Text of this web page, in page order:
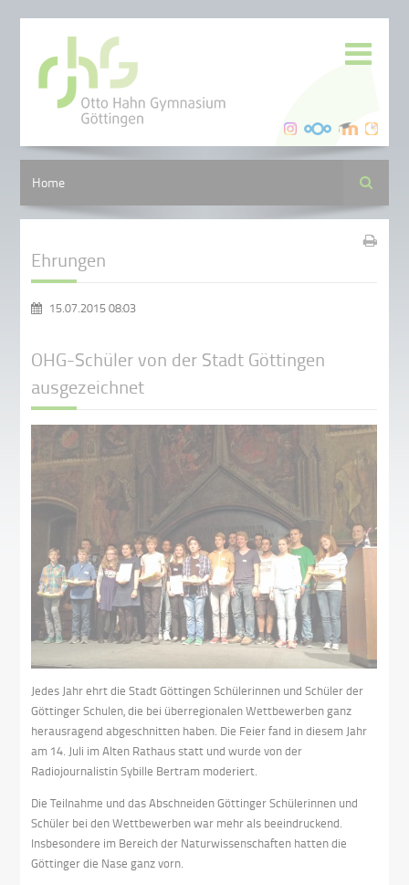
Home Suche
Ehrungen
15.07.2015 08:03
OHG-Schüler von der Stadt Göttingen
ausgezeichnet
Jedes Jahr ehrt die Stadt Göttingen Schülerinnen und Schüler der
Göttinger Schulen, die bei überregionalen Wettbewerben ganz
herausragend abgeschnitten haben. Die Feier fand in diesem Jahr
am 14. Juli im Alten Rathaus statt und wurde von der
Radiojournalistin Sybille Bertram moderiert.
Die Teilnahme und das Abschneiden Göttinger Schülerinnen und
Schüler bei den Wettbewerben war mehr als beeindruckend.
Insbesondere im Bereich der Naturwissenschaften hatten die
Göttinger die Nase ganz vorn.